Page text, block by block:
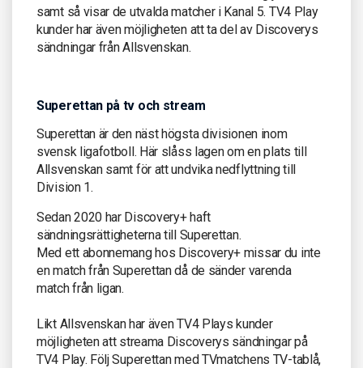
samt så visar de utvalda matcher i Kanal 5. TV4 Play
kunder har även möjligheten att ta del av Discoverys
sändningar från Allsvenskan.
Superettan på tv och stream
Superettan är den näst högsta divisionen inom
svensk ligafotboll. Här slåss lagen om en plats till
Allsvenskan samt för att undvika nedflyttning till
Division 1.
Sedan 2020 har Discovery+ haft
sändningsrättigheterna till Superettan.
Med ett abonnemang hos Discovery+ missar du inte
en match från Superettan då de sänder varenda
match från ligan.
Likt Allsvenskan har även TV4 Plays kunder
möjligheten att streama Discoverys sändningar på
TV4 Play. Följ Superettan med TVmatchens TV-tablå,